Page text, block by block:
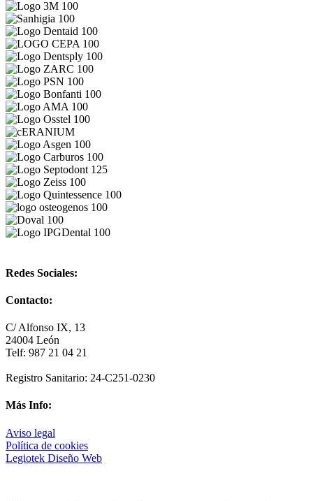
Redes Sociales:
Contacto:
C/ Alfonso IX, 13
24004 León
Telf: 987 21 04 21
Registro Sanitario: 24-C251-0230
Más Info:
Aviso legal
Política de cookies
Legiotek Diseño Web